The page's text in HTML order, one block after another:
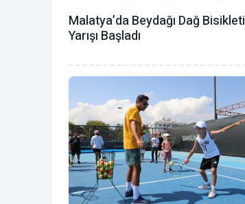
Malatya’da Beydağı Dağ Bisikleti
Yarışı Başladı